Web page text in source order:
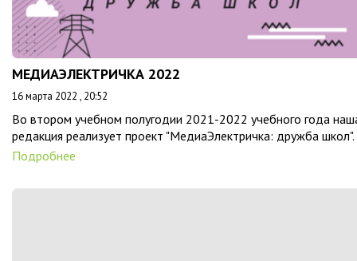
МЕДИАЭЛЕКТРИЧКА 2022
16 марта 2022 , 20:52
Во втором учебном полугодии 2021-2022 учебного года
редакция реализует проект "МедиаЭлектричка: дружба школ".
Подробнее